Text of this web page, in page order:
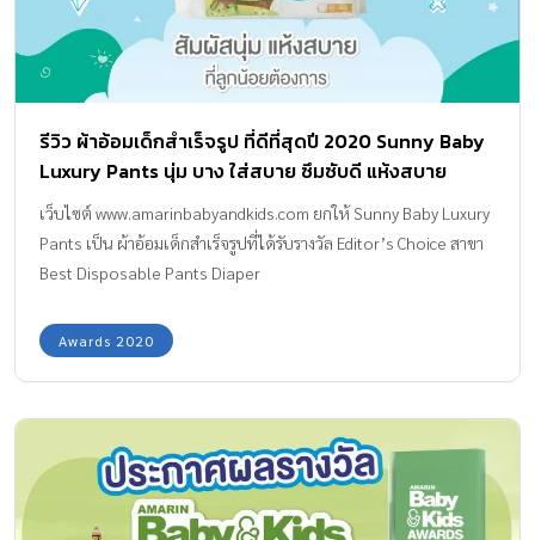
รีวิว ผ้าอ้อมเด็กสำเร็จรูป ที่ดีที่สุดปี 2020 Sunny Baby
Luxury Pants นุ่ม บาง ใส่สบาย ซึมซับดี แห้งสบาย
ตลอดวัน
เว็บไซต์ www.amarinbabyandkids.com ยกให้ Sunny Baby Luxury
Pants เป็น ผ้าอ้อมเด็กสำเร็จรูปที่ได้รับรางวัล Editor’s Choice สาขา
Best Disposable Pants Diaper
Awards 2020